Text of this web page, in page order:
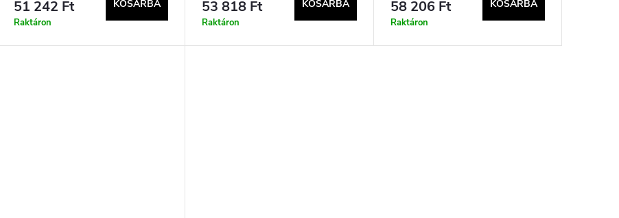
51 242 Ft
Raktáron
KOSÁRBA 53 818 Ft
Raktáron
KOSÁRBA 58 206 Ft
Raktáron
KOSÁRBA